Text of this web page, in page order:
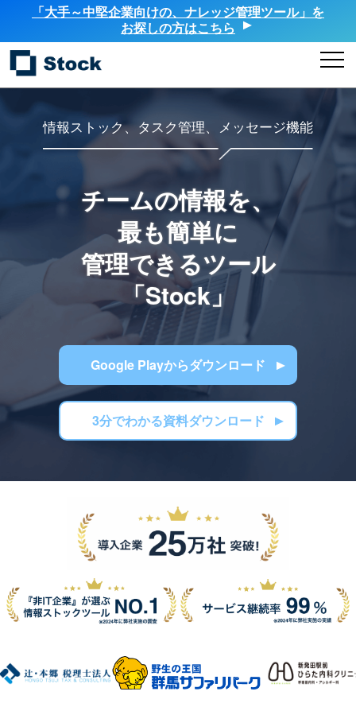
「大手～中堅企業向けの、ナレッジ管理ツール」を
お探しの方はこちら
情報ストック、タスク管理、メッセージ機能
チームの情報を、
最も簡単に
管理できるツール
「Stock」
Google Playからダウンロード
3分でわかる資料ダウンロード